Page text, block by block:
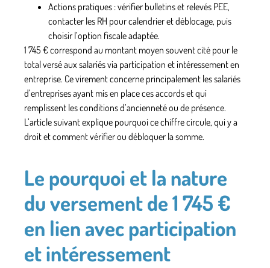
Actions pratiques : vérifier bulletins et relevés PEE,
contacter les RH pour calendrier et déblocage, puis
choisir l’option fiscale adaptée.
1 745 € correspond au montant moyen souvent cité pour le
total versé aux salariés via participation et intéressement en
entreprise. Ce virement concerne principalement les salariés
d’entreprises ayant mis en place ces accords et qui
remplissent les conditions d’ancienneté ou de présence.
L’article suivant explique pourquoi ce chiffre circule, qui y a
droit et comment vérifier ou débloquer la somme.
Le pourquoi et la nature
du versement de 1 745 €
en lien avec participation
et intéressement